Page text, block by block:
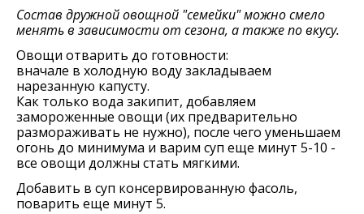
Состав дружной овощной "семейки" можно смело
менять в зависимости от сезона, а также по вкусу.
Овощи отварить до готовности:
вначале в холодную воду закладываем
нарезанную капусту.
Как только вода закипит, добавляем
замороженные овощи (их предварительно
размораживать не нужно), после чего уменьшаем
огонь до минимума и варим суп еще минут 5-10 -
все овощи должны стать мягкими.
Добавить в суп консервированную фасоль,
поварить еще минут 5.